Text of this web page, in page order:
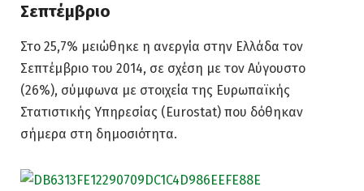
Σεπτέμβριο
Στο 25,7% μειώθηκε η ανεργία στην Ελλάδα τον
Σεπτέμβριο του 2014, σε σχέση με τον Αύγουστο
(26%), σύμφωνα με στοιχεία της Ευρωπαϊκής
Στατιστικής Υπηρεσίας (Eurostat) που δόθηκαν
σήμερα στη δημοσιότητα.